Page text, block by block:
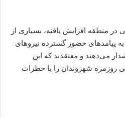
منطقه افزایش یافته، بسیاری از
پیامدهای حضور گسترده نیروهای
می‌دهند و معتقدند که این
روزمره شهروندان را با خطرات